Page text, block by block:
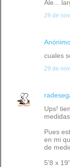
Ale...
29 de
cuales
29 de
Ups!
medidas.
Pues
en mi
de
5'8 x